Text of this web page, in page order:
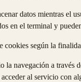
datos mientras el
en el terminal y
según la
la navegación a
al servicio con